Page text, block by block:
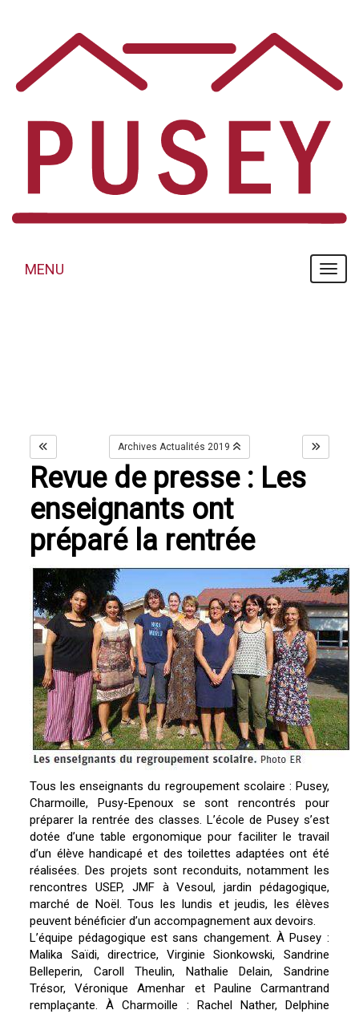
MENU
MENU
Archives Actualités 2019
Revue de presse : Les
enseignants ont
préparé la rentrée
Tous les enseignants du regroupement scolaire : Pusey,
Charmoille, Pusy-Epenoux se sont rencontrés pour
préparer la rentrée des classes. L’école de Pusey s’est
dotée d’une table ergonomique pour faciliter le travail
d’un élève handicapé et des toilettes adaptées ont été
réalisées. Des projets sont reconduits, notamment les
rencontres USEP, JMF à Vesoul, jardin pédagogique,
marché de Noël. Tous les lundis et jeudis, les élèves
peuvent bénéficier d’un accompagnement aux devoirs.
L’équipe pédagogique est sans changement. À Pusey :
Malika Saïdi, directrice, Virginie Sionkowski, Sandrine
Belleperin, Caroll Theulin, Nathalie Delain, Sandrine
Trésor, Véronique Amenhar et Pauline Carmantrand
remplaçante. À Charmoille : Rachel Nather, Delphine